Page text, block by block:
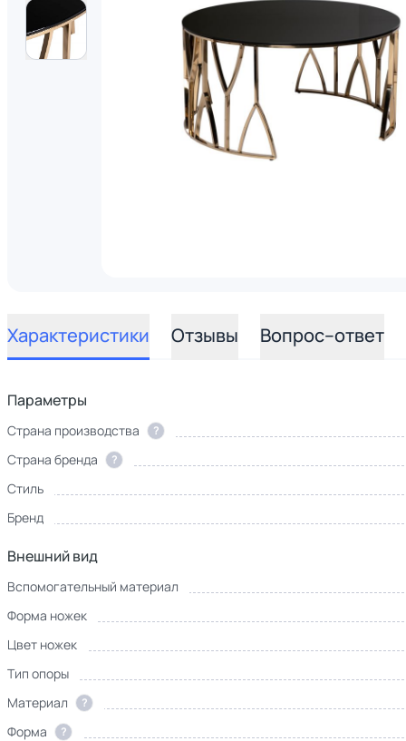
Характеристики Отзывы Вопрос–ответ
Параметры
Страна производства ?
Страна бренда ?
Стиль
Бренд
Внешний вид
Вспомогательный материал
Форма ножек
Цвет ножек
Тип опоры
Материал
?
Форма ?